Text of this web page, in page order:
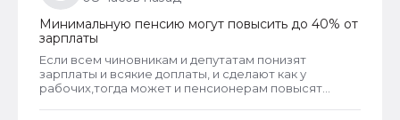
Минимальную пенсию могут повысить до 40% от
зарплаты
Если всем чиновникам и депутатам понизят
зарплаты и всякие доплаты, и сделают как у
рабочих,тогда может и пенсионерам повысят